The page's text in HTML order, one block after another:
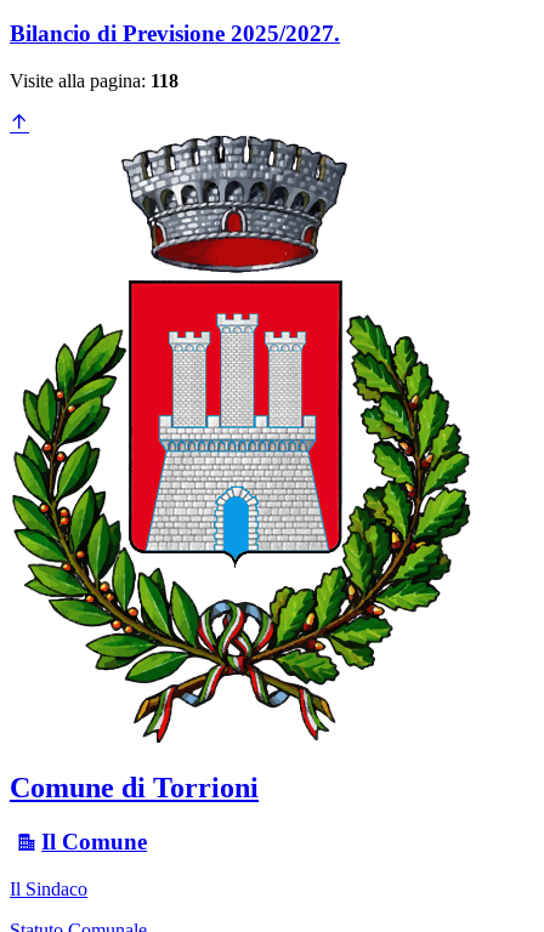
Bilancio di Previsione 2025/2027.
Visite alla pagina: 118
Comune di Torrioni
Il Comune
Il Sindaco